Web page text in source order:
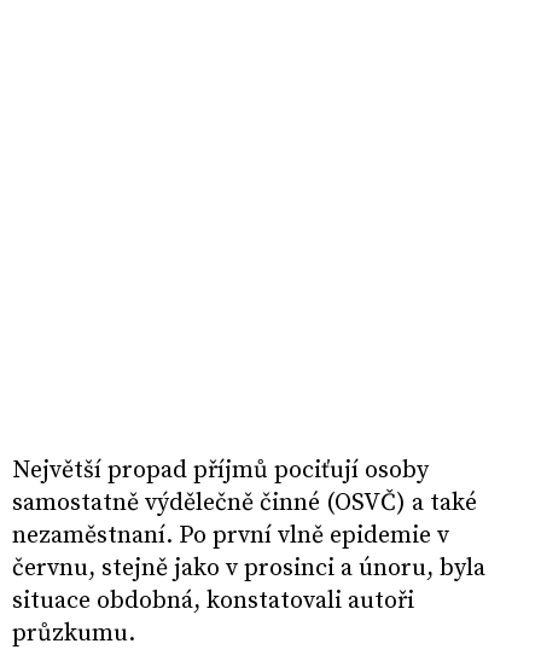
Největší propad příjmů pociťují osoby
samostatně výdělečně činné (OSVČ) a také
nezaměstnaní. Po první vlně epidemie v
červnu, stejně jako v prosinci a únoru, byla
situace obdobná, konstatovali autoři
průzkumu.